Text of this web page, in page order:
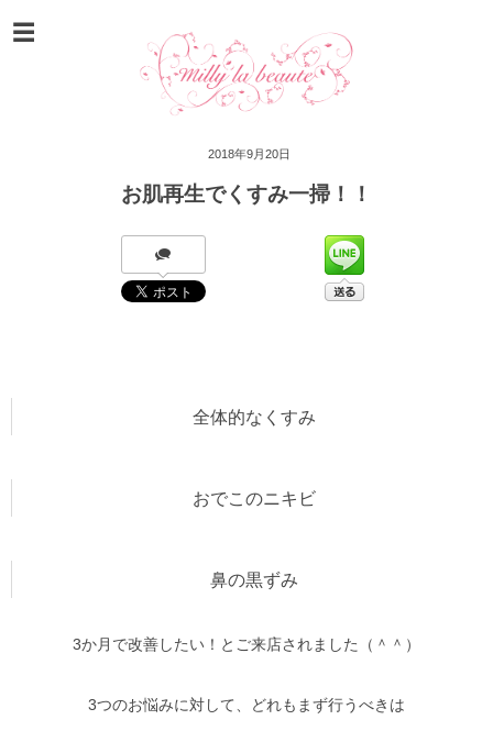
2018年9月20日
お肌再生でくすみ一掃！！
全体的なくすみ
おでこのニキビ
鼻の黒ずみ
3か月で改善したい！とご来店されました（＾＾）
3つのお悩みに対して、どれもまず行うべきは